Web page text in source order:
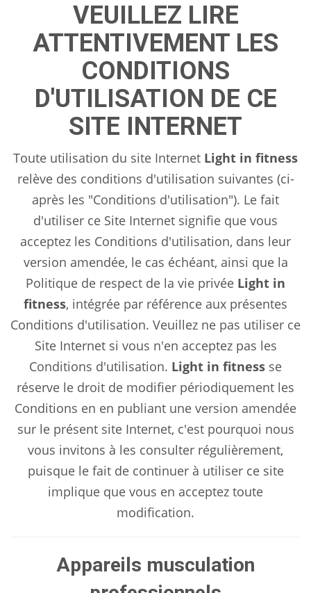
VEUILLEZ LIRE
ATTENTIVEMENT LES
CONDITIONS
D'UTILISATION DE CE
SITE INTERNET
Toute utilisation du site Internet Light in fitness
relève des conditions d'utilisation suivantes (ci-
après les "Conditions d'utilisation"). Le fait
d'utiliser ce Site Internet signifie que vous
acceptez les Conditions d'utilisation, dans leur
version amendée, le cas échéant, ainsi que la
Politique de respect de la vie privée Light in
fitness, intégrée par référence aux présentes
Conditions d'utilisation. Veuillez ne pas utiliser ce
Site Internet si vous n'en acceptez pas les
Conditions d'utilisation. Light in fitness se
réserve le droit de modifier périodiquement les
Conditions en en publiant une version amendée
sur le présent site Internet, c'est pourquoi nous
vous invitons à les consulter régulièrement,
puisque le fait de continuer à utiliser ce site
implique que vous en acceptez toute
modification.
Appareils musculation